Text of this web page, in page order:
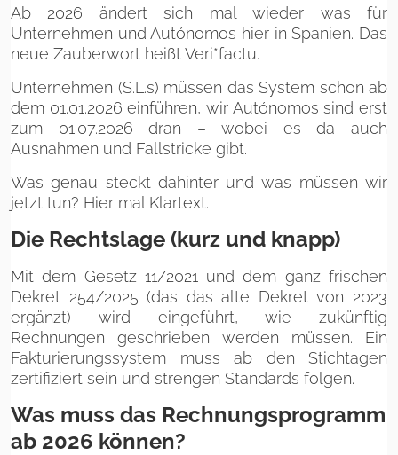
Ab 2026 ändert sich mal wieder was für
Unternehmen und Autónomos hier in Spanien. Das
neue Zauberwort heißt Veri*factu.
Unternehmen (S.L.s) müssen das System schon ab
dem 01.01.2026 einführen, wir Autónomos sind erst
zum 01.07.2026 dran – wobei es da auch
Ausnahmen und Fallstricke gibt.
Was genau steckt dahinter und was müssen wir
jetzt tun? Hier mal Klartext.
Die Rechtslage (kurz und knapp)
Mit dem Gesetz 11/2021 und dem ganz frischen
Dekret 254/2025 (das das alte Dekret von 2023
ergänzt) wird eingeführt, wie zukünftig
Rechnungen geschrieben werden müssen. Ein
Fakturierungssystem muss ab den Stichtagen
zertifiziert sein und strengen Standards folgen.
Was muss das Rechnungsprogramm
ab 2026 können?